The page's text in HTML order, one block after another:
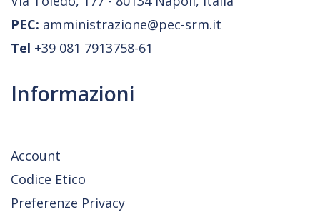
PEC: amministrazione@pec-srm.it
Tel +39 081 7913758-61
Informazioni
Account
Codice Etico
Preferenze Privacy